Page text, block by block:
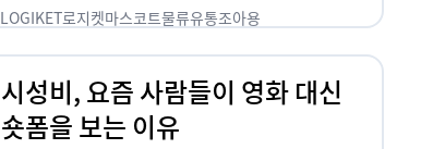
LOGIKET로지켓마스코트물류유통조아용
시성비, 요즘 사람들이 영화 대신
숏폼을 보는 이유